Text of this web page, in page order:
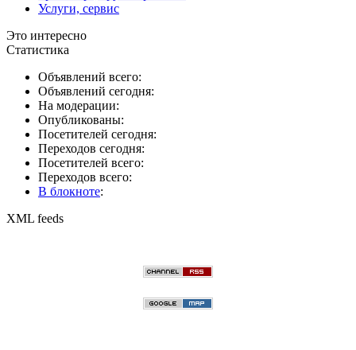
Услуги, сервис
Это интересно
Статистика
Объявлений всего:
Объявлений сегодня:
На модерации:
Опубликованы:
Посетителей сегодня:
Переходов сегодня:
Посетителей всего:
Переходов всего:
В блокноте:
XML feeds